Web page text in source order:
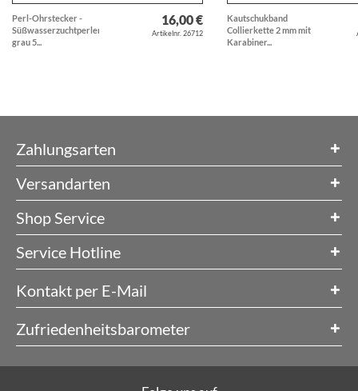
Perl-Ohrstecker -
Süßwasserzuchtperlen
grau 5...
16,00 €
Artikelnr. 26712
Kautschukband
Collierkette 2 mm mit
Karabiner...
Zahlungsarten
Versandarten
Shop Service
Service Hotline
Kontakt per E-Mail
Zufriedenheitsbarometer